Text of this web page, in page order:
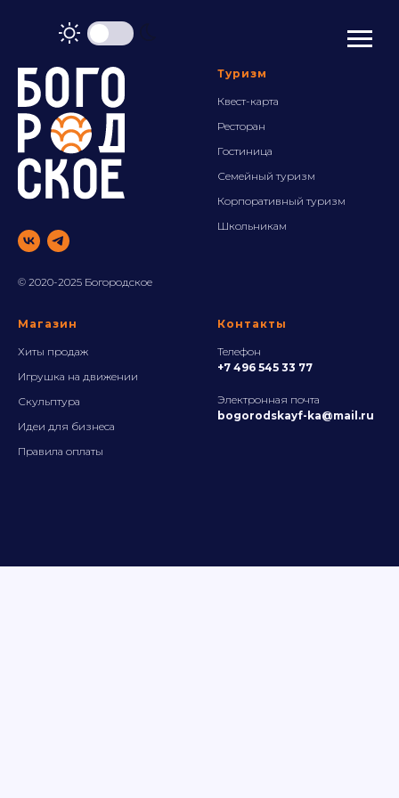
© 2020-2025 Богородское
Туризм
Квест-карта
Ресторан
Гостиница
Семейный туризм
Корпоративный туризм
Школьникам
Магазин
Хиты продаж
Игрушка на движении
Скульптура
Идеи для бизнеса
Правила оплаты
Контакты
Телефон
+7 496 545 33 77
Электронная почта
bogorodskayf-ka@mail.ru